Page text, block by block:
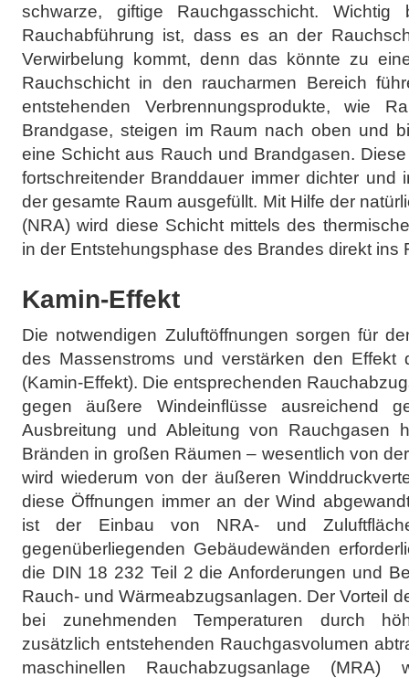
schwarze, giftige Rauchgasschicht.
Rauchabführung ist, dass es an der
Verwirbelung kommt, denn das könnte zu
Rauchschicht in den raucharmen Bereich
entstehenden Verbrennungsprodukte, wie
Brandgase, steigen im Raum nach oben und
eine Schicht aus Rauch und Brandgasen.
fortschreitender Branddauer immer dichter und
der gesamte Raum ausgefüllt. Mit Hilfe der
(NRA) wird diese Schicht mittels des
in der Entstehungsphase des Brandes direkt ins
Kamin-Effekt
Die notwendigen Zuluftöffnungen sorgen für
des Massenstroms und verstärken den Effekt
(Kamin-Effekt). Die entsprechenden
gegen äußere Windeinflüsse ausreichend
Ausbreitung und Ableitung von Rauchgasen
Bränden in großen Räumen – wesentlich von
wird wiederum von der äußeren
diese Öffnungen immer an der Wind
ist der Einbau von NRA- und
gegenüberliegenden Gebäudewänden
die DIN 18 232 Teil 2 die Anforderungen und
Rauch- und Wärmeabzugsanlagen. Der Vorteil
bei zunehmenden Temperaturen durch
zusätzlich entstehenden Rauchgasvolumen
maschinellen Rauchabzugsanlage (MRA)